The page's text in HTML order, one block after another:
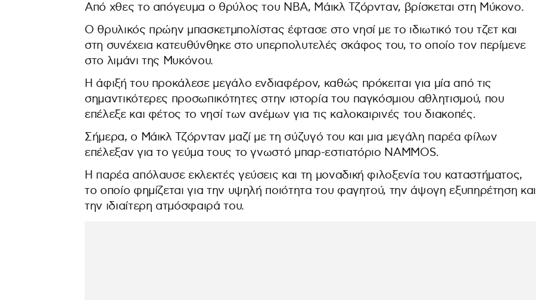
Από χθες το απόγευμα ο θρύλος του NBA, Μάικλ Τζόρνταν, βρίσκεται στη Μύκονο.
Ο θρυλικός πρώην μπασκετμπολίστας έφτασε στο νησί με το ιδιωτικό του τζετ και
στη συνέχεια κατευθύνθηκε στο υπερπολυτελές σκάφος του, το οποίο τον περίμενε
στο λιμάνι της Μυκόνου.
Η άφιξή του προκάλεσε μεγάλο ενδιαφέρον, καθώς πρόκειται για μία από τις
σημαντικότερες προσωπικότητες στην ιστορία του παγκόσμιου αθλητισμού, που
επέλεξε και φέτος το νησί των ανέμων για τις καλοκαιρινές του διακοπές.
Σήμερα, ο Μάικλ Τζόρνταν μαζί με τη σύζυγό του και μια μεγάλη παρέα φίλων
επέλεξαν για το γεύμα τους το γνωστό μπαρ-εστιατόριο NAMMOS.
Η παρέα απόλαυσε εκλεκτές γεύσεις και τη μοναδική φιλοξενία του καταστήματος,
το οποίο φημίζεται για την υψηλή ποιότητα του φαγητού, την άψογη εξυπηρέτηση και
την ιδιαίτερη ατμόσφαιρά του.